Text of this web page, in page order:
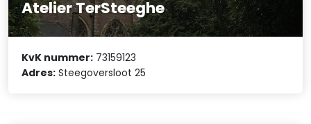
Atelier TerSteeghe
KvK nummer: 73159123
Adres: Steegoversloot 25